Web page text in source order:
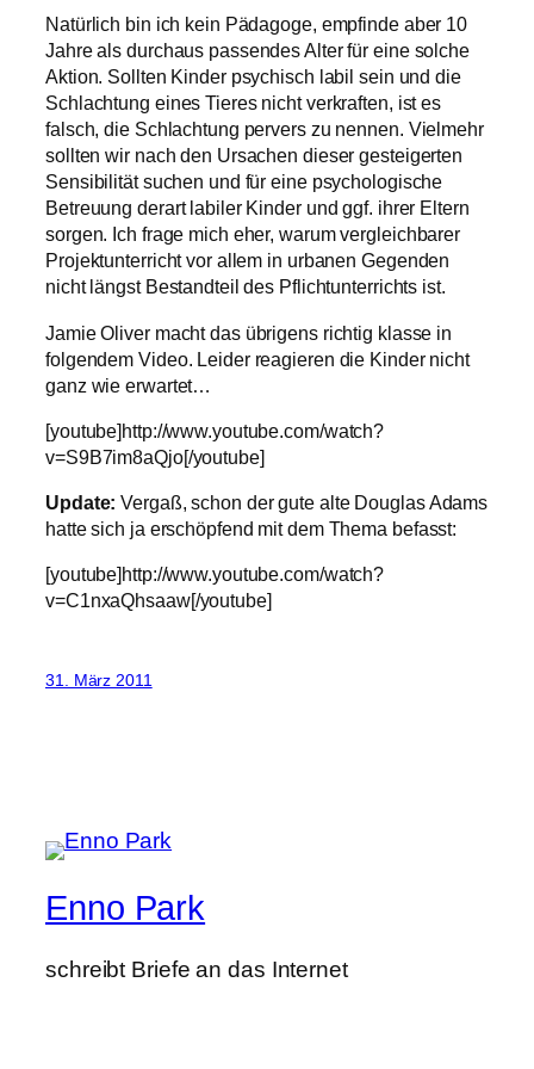
Natürlich bin ich kein Pädagoge, empfinde aber 10
Jahre als durchaus passendes Alter für eine solche
Aktion. Sollten Kinder psychisch labil sein und die
Schlachtung eines Tieres nicht verkraften, ist es
falsch, die Schlachtung pervers zu nennen. Vielmehr
sollten wir nach den Ursachen dieser gesteigerten
Sensibilität suchen und für eine psychologische
Betreuung derart labiler Kinder und ggf. ihrer Eltern
sorgen. Ich frage mich eher, warum vergleichbarer
Projektunterricht vor allem in urbanen Gegenden
nicht längst Bestandteil des Pflichtunterrichts ist.
Jamie Oliver macht das übrigens richtig klasse in
folgendem Video. Leider reagieren die Kinder nicht
ganz wie erwartet…
[youtube]http://www.youtube.com/watch?
v=S9B7im8aQjo[/youtube]
Update: Vergaß, schon der gute alte Douglas Adams
hatte sich ja erschöpfend mit dem Thema befasst:
[youtube]http://www.youtube.com/watch?
v=C1nxaQhsaaw[/youtube]
31. März 2011
Enno Park
schreibt Briefe an das Internet